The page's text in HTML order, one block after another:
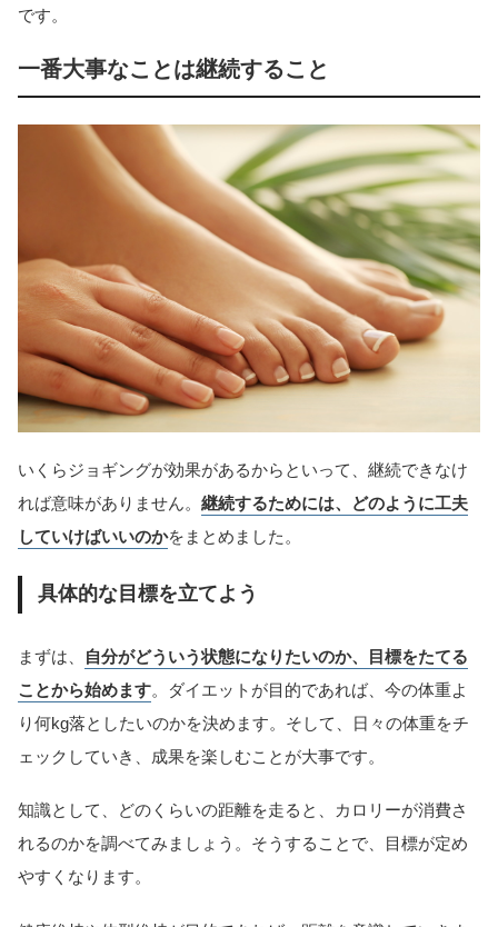
です。
一番大事なことは継続すること
いくらジョギングが効果があるからといって、継続できなけ
れば意味がありません。 継続するためには、どのように工夫
していけばいいのかをまとめました。
具体的な目標を立てよう
まずは、
自分がどういう状態になりたいのか、目標をたてる
ことから始めます。ダイエットが目的であれば、今の体重よ
り何kg落としたいのかを決めます。そして、日々の体重をチ
ェックしていき、成果を楽しむことが大事です。
知識として、どのくらいの距離を走ると、カロリーが消費さ
れるのかを調べてみましょう。そうすることで、目標が定め
やすくなります。